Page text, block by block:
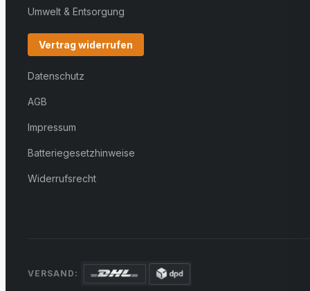
Umwelt & Entsorgung
Vertrag widerrufen
Datenschutz
AGB
Impressum
Batteriegesetzhinweise
Widerrufsrecht
VERSAND: